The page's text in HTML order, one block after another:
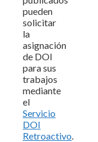
pueden
solicitar
la
asignación
de DOI
para sus
trabajos
mediante
el
Servicio
DOI
Retroactivo